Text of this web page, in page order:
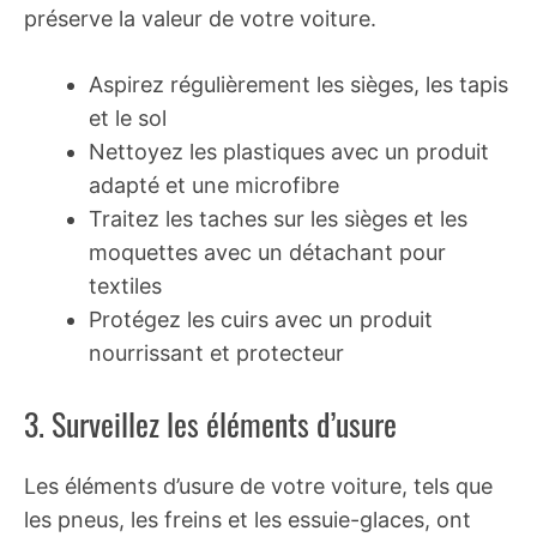
préserve la valeur de votre voiture.
Aspirez régulièrement les sièges, les tapis
et le sol
Nettoyez les plastiques avec un produit
adapté et une microfibre
Traitez les taches sur les sièges et les
moquettes avec un détachant pour
textiles
Protégez les cuirs avec un produit
nourrissant et protecteur
3. Surveillez les éléments d’usure
Les éléments d’usure de votre voiture, tels que
les pneus, les freins et les essuie-glaces, ont